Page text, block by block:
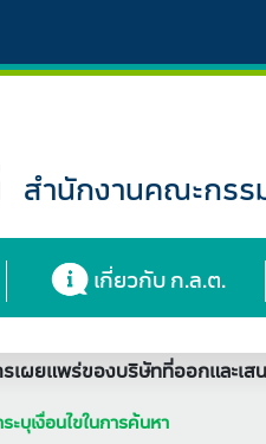
สำนักงานคณะกร
เกี่ยวกับ ก.ล.ต.
รเผยแพร่ของบริษัทที่ออกและเ
ะบุเงื่อนไขในการค้นหา